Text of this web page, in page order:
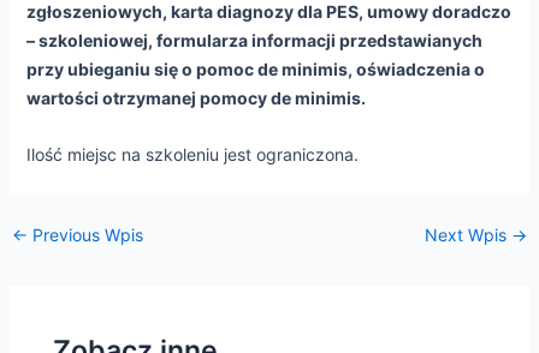
zgłoszeniowych, karta diagnozy dla PES, umowy doradczo
– szkoleniowej, formularza informacji przedstawianych
przy ubieganiu się o pomoc de minimis, oświadczenia o
wartości otrzymanej pomocy de minimis.
Ilość miejsc na szkoleniu jest ograniczona.
← Previous Wpis Next Wpis →